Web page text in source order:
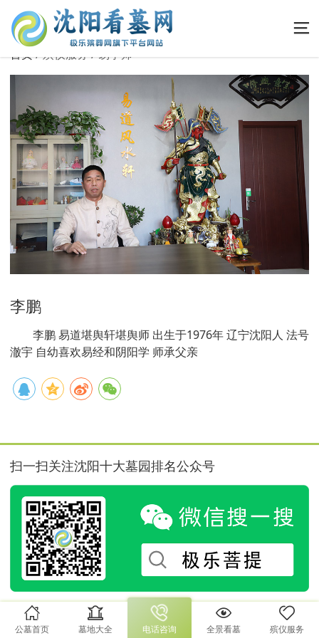
首页 殡仪服务 易学师
李鹏
李鹏 易道堪舆轩堪舆师 出生于1976年 辽宁沈阳人 法号
澈宇 自幼喜欢易经和阴阳学 师承父亲
扫一扫关注沈阳十大墓园排名公众号
公墓首页 墓地大全 电话咨询 全景看墓 殡仪服务